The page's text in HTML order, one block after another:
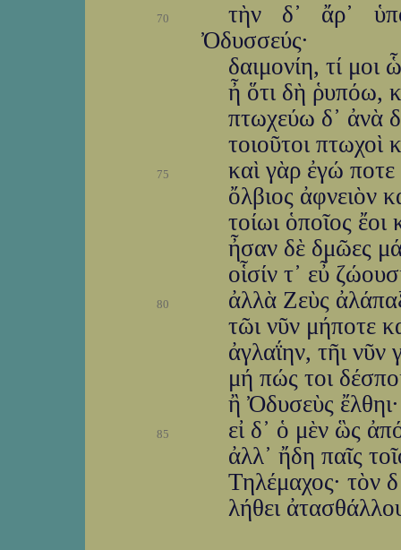
70
τὴν δ᾽ ἄρ᾽
Ὀδυσσεύς·
δαιμονίη, τί μοι
ἦ ὅτι δὴ ῥυπόω,
πτωχεύω δ᾽ ἀνὰ
τοιοῦτοι πτωχοὶ
75
καὶ γὰρ ἐγώ ποτε
ὄλβιος ἀφνειὸν
τοίωι ὁποῖος ἔοι
ἦσαν δὲ δμῶες
οἷσίν τ᾽ εὖ
80
ἀλλὰ Ζεὺς
τῶι νῦν μήποτε
ἀγλαΐην, τῆι νῦν
μή πώς τοι
ἢ Ὀδυσεὺς
85
εἰ δ᾽ ὁ μὲν ὣς
ἀλλ᾽ ἤδη παῖς
Τηλέμαχος· τὸν
λήθει